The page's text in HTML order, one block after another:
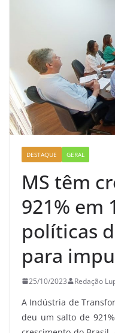
DESTAQUE GERAL
MS têm
921% em
políticas
para
25/10/2023 Redação
A Indústria de
deu um salto de